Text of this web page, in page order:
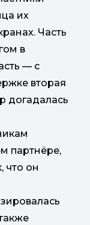
их
Часть
в
— с
вторая
догадалась
партнёре,
что он